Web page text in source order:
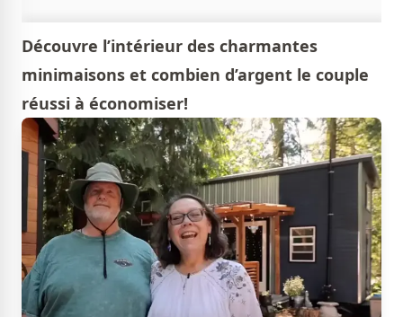
Découvre l’intérieur des charmantes
minimaisons et combien d’argent le couple
réussi à économiser!